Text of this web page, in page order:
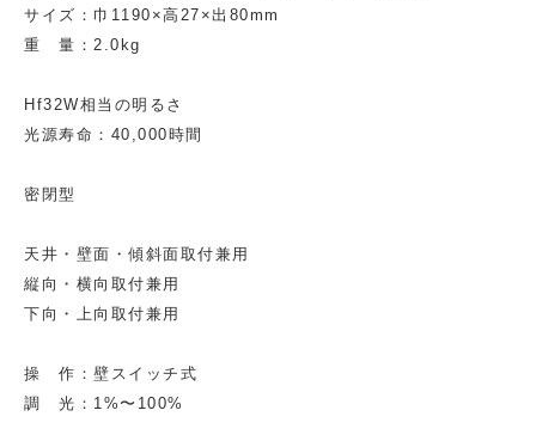
サイズ：巾1190×高27×出80mm
重 量：2.0kg
Hf32W相当の明るさ
光源寿命：40,000時間
密閉型
天井・壁面・傾斜面取付兼用
縦向・横向取付兼用
下向・上向取付兼用
操 作：壁スイッチ式
調 光：1%〜100%